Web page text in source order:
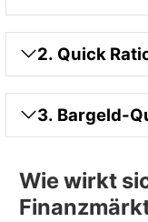
2. Quick
3. Bargeld-
Wie wirkt